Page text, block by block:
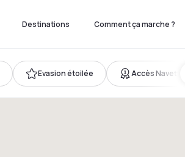
Destinations Comment ça marche ?
Evasion étoilée Accès Navette